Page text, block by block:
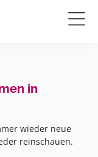
in
wieder neue
reinschauen.